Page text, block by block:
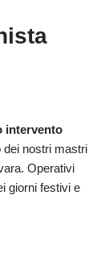
intervento
dei nostri mastri
Operativi
giorni festivi e